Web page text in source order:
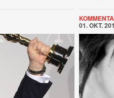
01. OKT.